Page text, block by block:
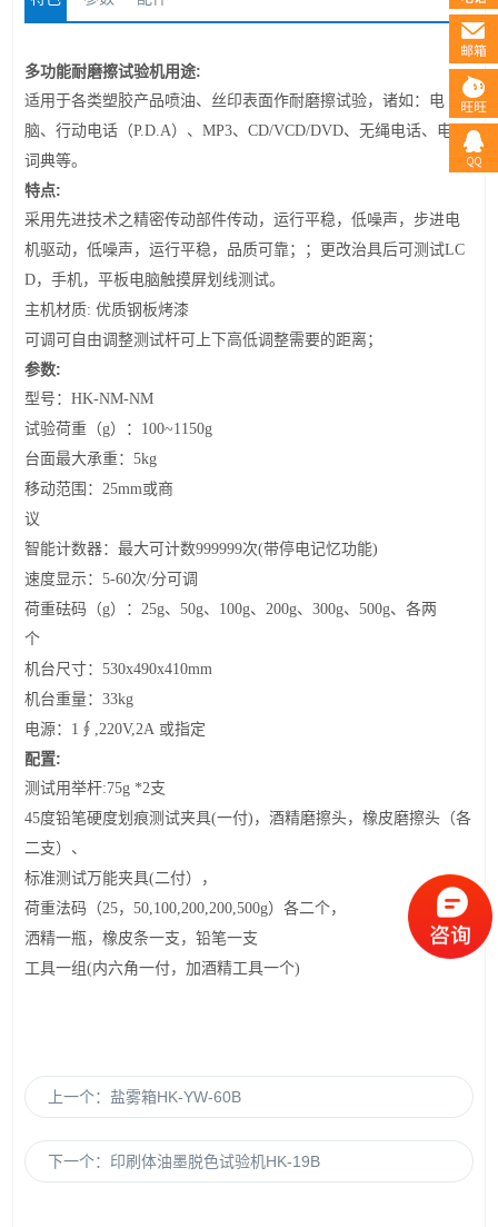
多功能耐磨擦试验机用途:
适用于各类塑胶产品喷油、丝印表面作耐磨擦试验，诸如：电
脑、行动电话（P.D.A）、MP3、CD/VCD/DVD、无绳电话、电子
词典等。
特点:
采用先进技术之精密传动部件传动，运行平稳，低噪声 ，步进电
机驱动，低噪声，运行平稳，品质可靠；；
更改治具后可测试LC
D，手机，平板电脑触摸屏划线测试。
主机材质:优质钢板烤漆
可调 可自由调整测试杆可上下高低调整需要的距离 ；
参数:
型号：HK-NM-NM
试验荷重（g）
： 100~1150g
台面最大承重：5kg
移动范围 ：25mm或商
议
智能计数器：最大可计数999999次(带停电记忆功能)
速度显示：5-60次/分可调
荷重砝码（g）
：25g、50g、 100g、200g、300g、500g、各两
个
机台尺寸：530x490x410mm
机台重量：33kg
电源 ： 1 ∮ ,220V,2A 或指定
配置:
测试用举杆:75g *2支
45度铅笔硬度划痕测试夹具(一付)，酒精磨擦头，橡皮磨擦头 （各
二支） 、
标准测试万能夹具(二付）
，
荷重法码（25，50,100,200,200,500g）各二个，
洒精一瓶，橡皮条一支，铅笔一支
工具一组(内六角一付，加酒精工具一个)
上一个：盐雾箱HK-YW-60B
下一个： 印刷体油墨脱色试验机HK-19B